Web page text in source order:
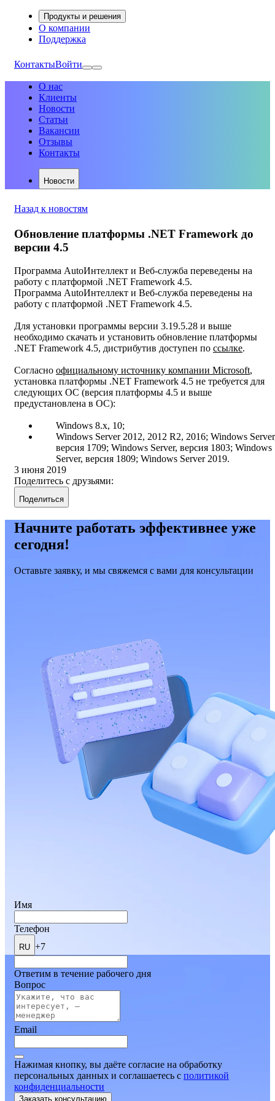
Продукты и решения
О компании
Поддержка
КонтактыВойти
О нас
Клиенты
Новости
Статьи
Вакансии
Отзывы
Контакты
Новости
Назад к новостям
Обновление платформы .NET Framework до
версии 4.5
Программа AutoИнтеллект и Веб-служба переведены на
работу с платформой .NET Framework 4.5.
Программа AutoИнтеллект и Веб-служба переведены на
работу с платформой .NET Framework 4.5.
Для установки программы версии 3.19.5.28 и выше
необходимо скачать и установить обновление платформы
.NET Framework 4.5, дистрибутив доступен по ссылке.
Согласно официальному источнику компании Microsoft,
установка платформы .NET Framework 4.5 не требуется для
следующих ОС (версия платформы 4.5 и выше
предустановлена в ОС):
Windows 8.х, 10;
Windows Server 2012, 2012 R2, 2016; Windows
версия 1709; Windows Server, версия 1803; Windows
Server, версия 1809; Windows Server 2019.
3 июня 2019
Поделитесь с друзьями:
Поделиться
Начните работать эффективнее уже
сегодня!
Оставьте заявку, и мы свяжемся с вами для консультации
Имя
Телефон
RU +7
Ответим в течение рабочего дня
Вопрос
Email
Нажимая кнопку, вы даёте согласие на обработку
персональных данных и соглашаетесь c политикой
конфиденциальности
Заказать консультацию